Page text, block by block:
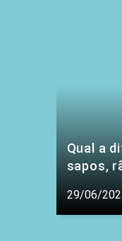
Qual a
sapos,
29/06/